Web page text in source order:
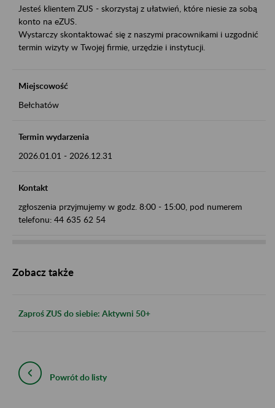
Jesteś klientem ZUS - skorzystaj z ułatwień, które niesie za sobą
konto na eZUS.
Wystarczy skontaktować się z naszymi pracownikami i uzgodnić
termin wizyty w Twojej firmie, urzędzie i instytucji.
Miejscowość
Bełchatów
Termin wydarzenia
2026.01.01 - 2026.12.31
Kontakt
zgłoszenia przyjmujemy w godz. 8:00 - 15:00, pod numerem
telefonu: 44 635 62 54
Zobacz także
Zaproś ZUS do siebie: Aktywni 50+
Powrót do listy